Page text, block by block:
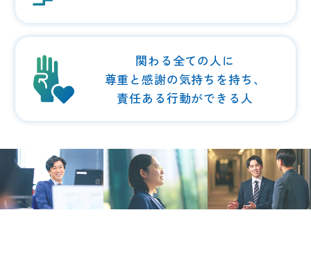
関わる全ての人に
尊重と感謝の気持ちを持ち、
責任ある行動ができる人